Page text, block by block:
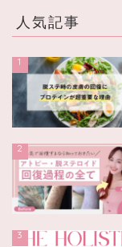
人気記事
1
2
3